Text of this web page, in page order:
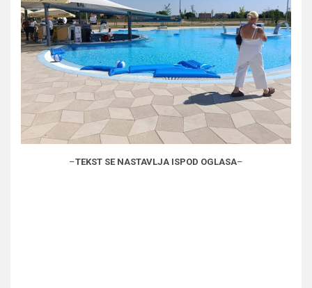
–TEKST SE NASTAVLJA ISPOD OGLASA–